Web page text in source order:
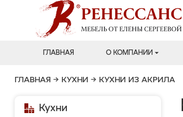
ГЛАВНАЯ О КОМПАНИИ
ГЛАВНАЯ → КУХНИ → КУХНИ ИЗ АКРИЛА
Кухни